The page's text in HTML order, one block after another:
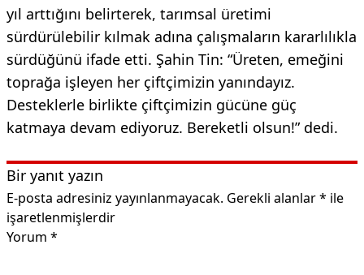
yıl arttığını belirterek, tarımsal üretimi
sürdürülebilir kılmak adına çalışmaların kararlılıkla
sürdüğünü ifade etti. Şahin Tin: “Üreten, emeğini
toprağa işleyen her çiftçimizin yanındayız.
Desteklerle birlikte çiftçimizin gücüne güç
katmaya devam ediyoruz. Bereketli olsun!” dedi.
Bir yanıt yazın
E-posta adresiniz yayınlanmayacak. Gerekli alanlar* ile
işaretlenmişlerdir
Yorum *